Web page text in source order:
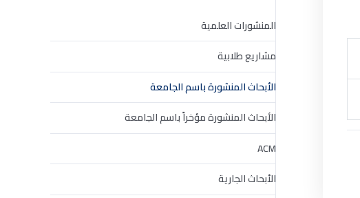
المنشورات العلمية
مشاريع طلابية
الأبحاث المنشورة باسم الجامعة
الأبحاث المنشورة مؤخراً باسم الجامعة
ACM
الأبحاث الجارية